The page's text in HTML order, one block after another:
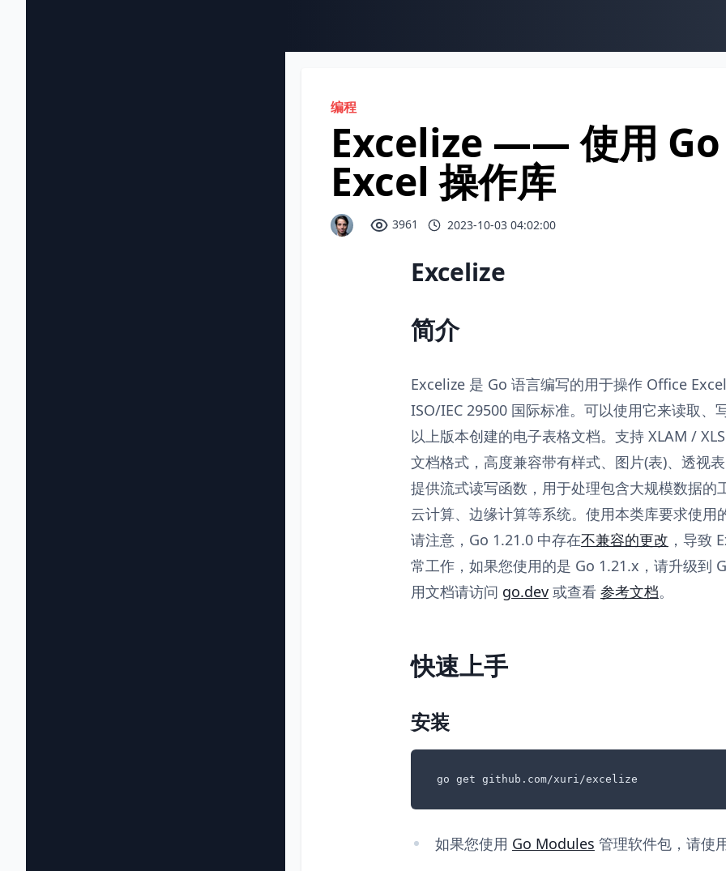
编程
Excelize —— 使用 Go
Excel 操作库
3961 2023-10-03 04:02:00
Excelize
简介
Excelize 是 Go 语言编写的用于操作 Office
ISO/IEC 29500 国际标准。可以使用它来读取
以上版本创建的电子表格文档。支持 XLAM /
文档格式，高度兼容带有样式、图片(表)、透视
提供流式读写函数，用于处理包含大规模数据的
云计算、边缘计算等系统。使用本类库要求使用
请注意，Go 1.21.0 中存在不兼容的更改 ，导致
常工作，如果您使用的是 Go 1.21.x，请升级到
用文档请访问 go.dev或查看 参考文档。
快速上手
安装
go get github.com/xuri/excelize
如果您使用 Go Modules 管理软件包，请使